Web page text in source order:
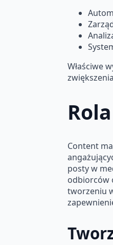
Właściwe
Content
posty w
odbiorców
tworzeniu